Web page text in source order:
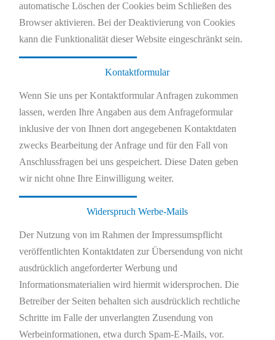
automatische Löschen der Cookies beim Schließen des
Browser aktivieren. Bei der Deaktivierung von Cookies
kann die Funktionalität dieser Website eingeschränkt sein.
Kontaktformular
Wenn Sie uns per Kontaktformular Anfragen zukommen
lassen, werden Ihre Angaben aus dem Anfrageformular
inklusive der von Ihnen dort angegebenen Kontaktdaten
zwecks Bearbeitung der Anfrage und für den Fall von
Anschlussfragen bei uns gespeichert. Diese Daten geben
wir nicht ohne Ihre Einwilligung weiter.
Widerspruch Werbe-Mails
Der Nutzung von im Rahmen der Impressumspflicht
veröffentlichten Kontaktdaten zur Übersendung von nicht
ausdrücklich angeforderter Werbung und
Informationsmaterialien wird hiermit widersprochen. Die
Betreiber der Seiten behalten sich ausdrücklich rechtliche
Schritte im Falle der unverlangten Zusendung von
Werbeinformationen, etwa durch Spam-E-Mails, vor.